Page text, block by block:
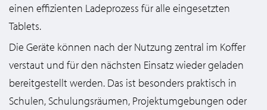
einen effizienten Ladeprozess für alle eingesetzten
Tablets.
Die Geräte können nach der Nutzung zentral im Koffer
verstaut und für den nächsten Einsatz wieder geladen
bereitgestellt werden. Das ist besonders praktisch in
Schulen, Schulungsräumen, Projektumgebungen oder